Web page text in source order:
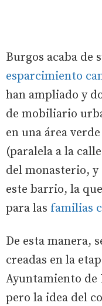
Burgos acaba de
esparcimiento
han ampliado y
de mobiliario
en una área
(paralela a la
del monasterio,
este barrio, la
para las familias
De esta manera,
creadas en la
Ayuntamiento de
pero la idea del